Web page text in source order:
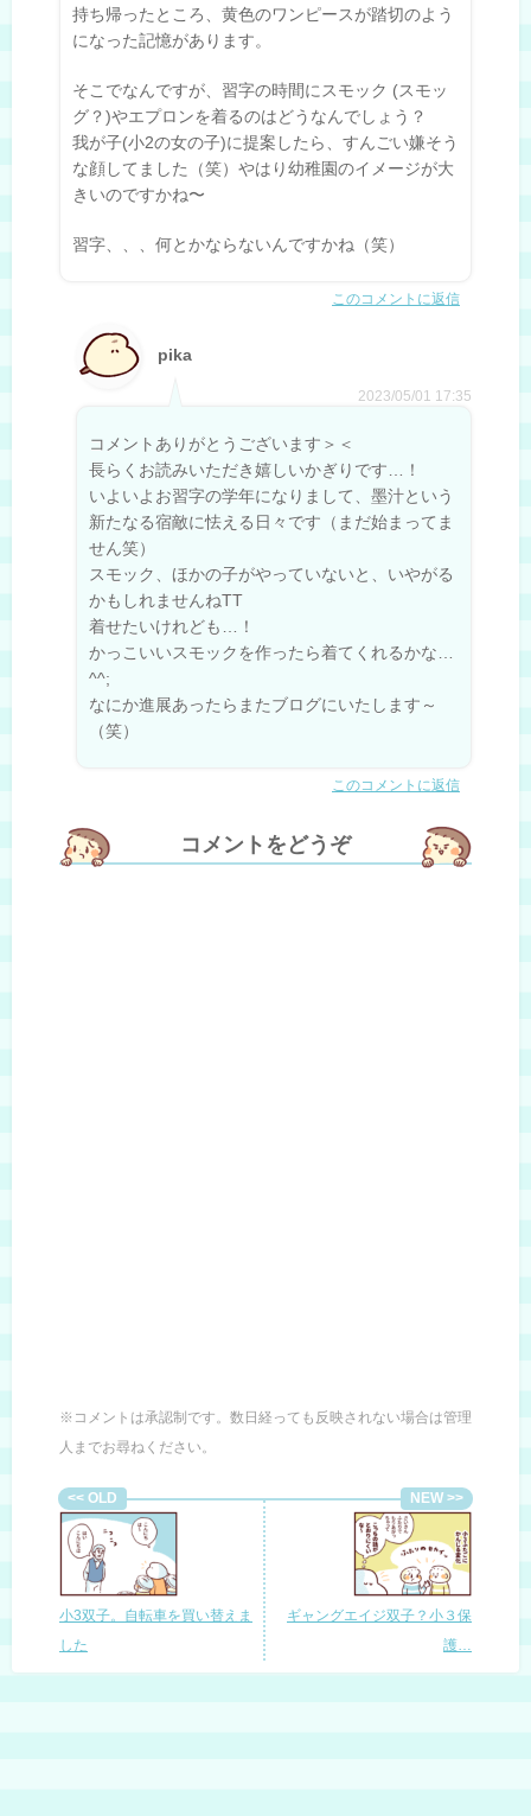
持ち帰ったところ、黄色のワンピースが踏切のよう
になった記憶があります。
そこでなんですが、習字の時間にスモック (スモッ
グ？)やエプロンを着るのはどうなんでしょう？
我が子(小2の女の子)に提案したら、すんごい嫌そう
な顔してました（笑）やはり幼稚園のイメージが大
きいのですかね〜
習字、、、何とかならないんですかね（笑）
このコメントに返信
pika
2023/05/01 17:35
コメントありがとうございます＞＜
長らくお読みいただき嬉しいかぎりです…！
いよいよお習字の学年になりまして、墨汁という
新たなる宿敵に怯える日々です（まだ始まってま
せん笑）
スモック、ほかの子がやっていないと、いやがる
かもしれませんねTT
着せたいけれども…！
かっこいいスモックを作ったら着てくれるかな…
^^;
なにか進展あったらまたブログにいたします～
（笑）
このコメントに返信
コメントをどうぞ
※コメントは承認制です。数日経っても反映されない場合は管理
人までお尋ねください。
小3双子。自転車を買い替えま
した
ギャングエイジ双子？小３保
護…